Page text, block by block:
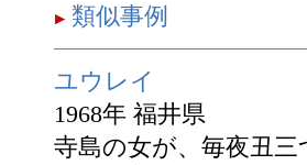
類似事例
ユウレイ
1968年 福井県
寺島の女が、毎夜丑